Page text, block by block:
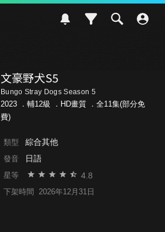
文豪野犬S5
Bungo Stray Dogs Season 5
2023 ． 輔12級
．HD畫質 ．全11集(部分免
費)
類型 綜合其他
發音 日語
星等 4.8
下架時間 2026年12月31日